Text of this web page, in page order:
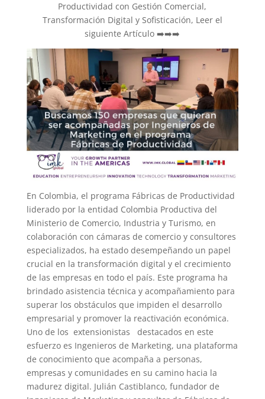
Productividad con Gestión Comercial,
Transformación Digital y Sofisticación, Leer el
siguiente Artículo ➡️➡️➡️
En Colombia, el programa Fábricas de Productividad
liderado por la entidad Colombia Productiva del
Ministerio de Comercio, Industria y Turismo, en
colaboración con cámaras de comercio y consultores
especializados, ha estado desempeñando un papel
crucial en la transformación digital y el crecimiento
de las empresas en todo el país. Este programa ha
brindado asistencia técnica y acompañamiento para
superar los obstáculos que impiden el desarrollo
empresarial y promover la reactivación económica.
Uno de los extensionistas destacados en este
esfuerzo es Ingenieros de Marketing, una plataforma
de conocimiento que acompaña a personas,
empresas y comunidades en su camino hacia la
madurez digital. Julián Castiblanco, fundador de